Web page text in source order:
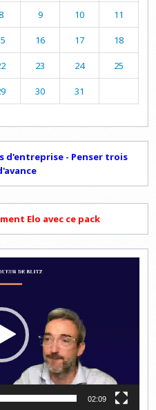
9 10 11
16 17 18
23 24 25
30
31
- Penser trois
Elo avec ce pack
02:09